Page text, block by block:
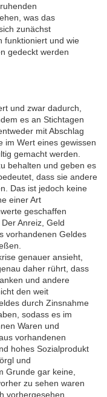
was das
zunächst
funktioniert und wie
gedeckt werden
und zwar dadurch,
es an Stichtagen
mit Abschlag
im Wert eines gewissen
gemacht werden.
behalten und geben es
dass sie andere
Das ist jedoch keine
einer Art
geschaffen
Anreiz, Geld
vorhandenen Geldes
genauer ansieht,
daher rührt, dass
und andere
den weit
durch Zinsnahme
sodass es im
Waren und
vorhandenen
hohes Sozialprodukt
und
Grunde gar keine,
zu sehen waren
vorhergesehen